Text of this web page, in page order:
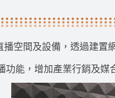
空間及設備，透過建
功能，增加產業行銷及媒